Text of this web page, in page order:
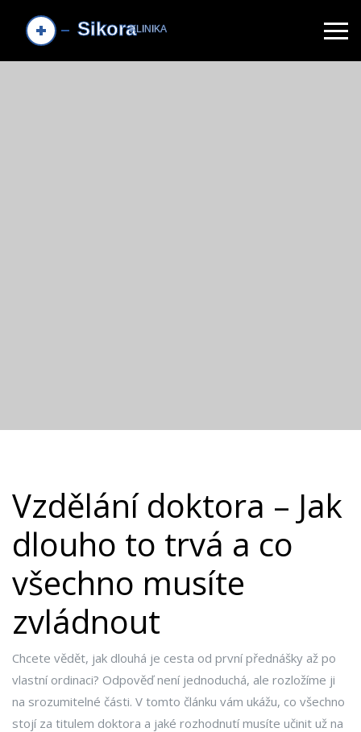
Vzdělání doktora – Jak
dlouho to trvá a co
všechno musíte
zvládnout
Chcete vědět, jak dlouhá je cesta od první přednášky až po
vlastní ordinaci? Odpověď není jednoduchá, ale rozložíme ji
na srozumitelné části. V tomto článku vám ukážu, co všechno
stojí za titulem doktora a jaké rozhodnutí musíte učinit už na